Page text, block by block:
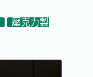
壓克力製